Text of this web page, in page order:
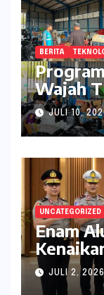
BERITA
Wajah
dan
JULI 10,
UNCATEGORIZED
Enam
kepada
JULI 2, 2026